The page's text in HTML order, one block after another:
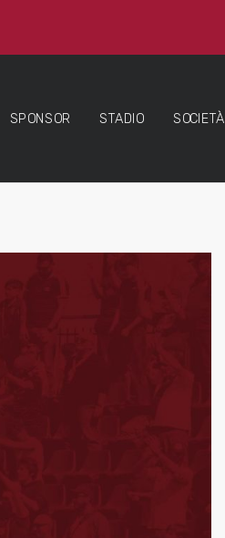
SPONSOR STADIO SOCIETÀ